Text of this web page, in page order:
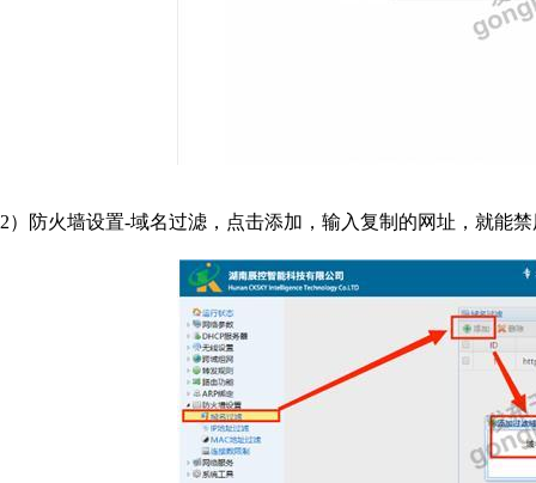
2）防火墙设置-域名过滤，点击添加，输入复制的网址，就能